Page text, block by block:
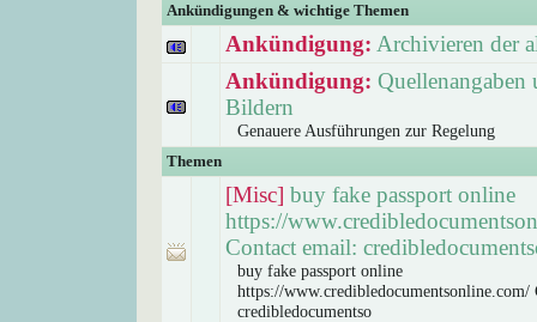
Ankündigungen & wichtige Themen
Ankündigung: Archivieren der
Ankündigung: Quellenangaben
Bildern
Genauere Ausführungen zur Regelung
Themen
[Misc] buy fake passport online
https://
Contact email:
buy fake passport online
https://www.credibledocumentsonline.com/
credibledocumentso